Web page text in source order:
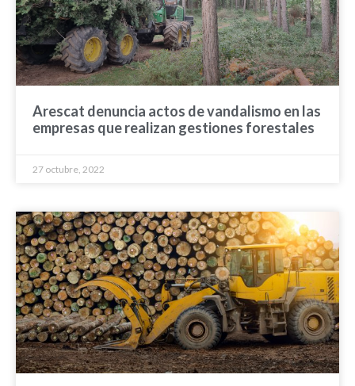
Arescat denuncia actos de vandalismo en las
empresas que realizan gestiones forestales
27 octubre, 2022